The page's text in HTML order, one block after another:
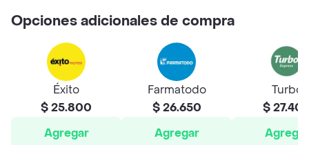
Opciones adicionales de compra
Éxito
$ 25.800
Agregar
Farmatodo
$ 26.650
Agregar
Turbo
$
Agregar